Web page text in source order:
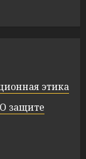
этика
О защите